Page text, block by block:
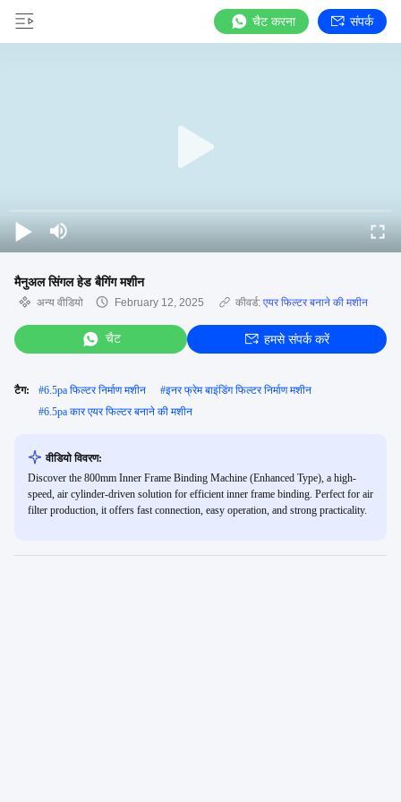
चैट करना संपर्क
मैनुअल सिंगल हेड बैगिंग मशीन
अन्य वीडियो February 12, 2025 कीवर्ड: एयर फिल्टर बनाने की मशीन
चैट हमसे संपर्क करें
टैग: #6.5pa फिल्टर निर्माण मशीन #इनर फ्रेम बाइंडिंग फिल्टर निर्माण मशीन
#6.5pa कार एयर फिल्टर बनाने की मशीन
वीडियो विवरण:
Discover the 800mm Inner Frame Binding Machine (Enhanced Type), a high-
speed, air cylinder-driven solution for efficient inner frame binding. Perfect for air
filter production, it offers fast connection, easy operation, and strong practicality.